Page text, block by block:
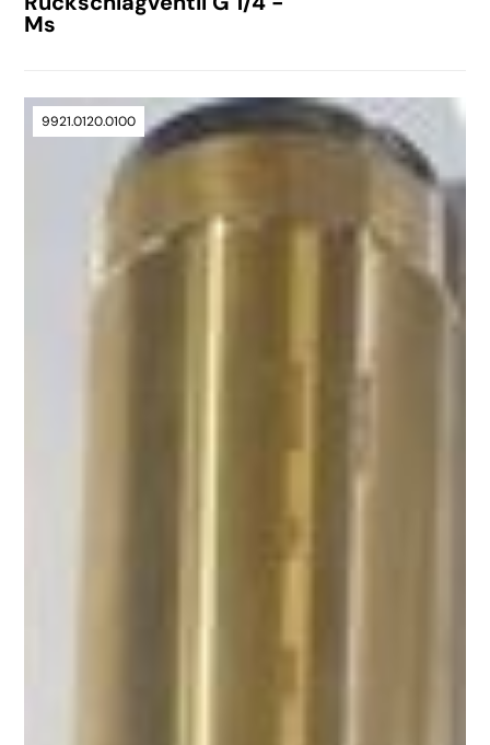
Ms
9921.0120.0100